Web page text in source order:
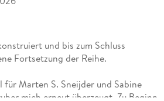
und bis zum Schluss
Fortsetzung der Reihe.
für Marten S. Sneijder und Sabine
mich erneut überzeugt. Zu Beginn